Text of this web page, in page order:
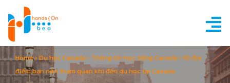
Home›Du học Canada › Thông tin học tiếng Canada › 10 địa
điểm bạn nên tham quan khi đến du học tại Canada